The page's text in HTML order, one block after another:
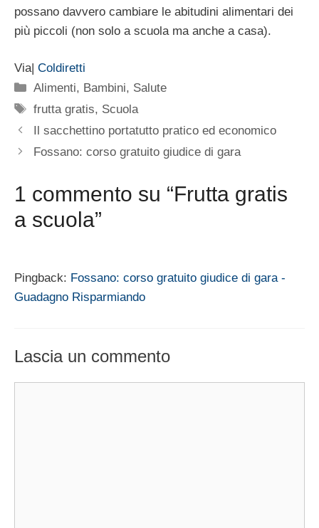
possano davvero cambiare le abitudini alimentari dei
più piccoli (non solo a scuola ma anche a casa).
Via| Coldiretti
Categorie
Alimenti, Bambini, Salute
Tag
frutta gratis, Scuola
Il sacchettino portatutto pratico ed economico
Fossano: corso gratuito giudice di gara
1 commento su “Frutta gratis
a scuola”
Pingback: Fossano: corso gratuito giudice di gara -
Guadagno Risparmiando
Lascia un commento